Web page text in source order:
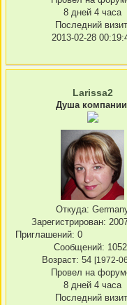
8 дней 4 часа
Последний
2013-02-28
Larissa2
Душа
Откуда:
Зарегистрирован:
Приглашений: 0
Сообщений:
Возраст: 54 [1972-
Провел на
8 дней 4 часа
Последний